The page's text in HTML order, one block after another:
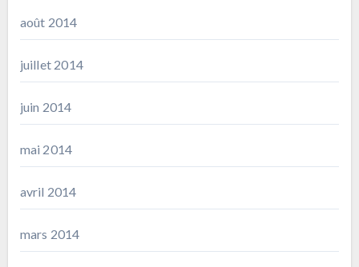
août 2014
juillet 2014
juin 2014
mai 2014
avril 2014
mars 2014